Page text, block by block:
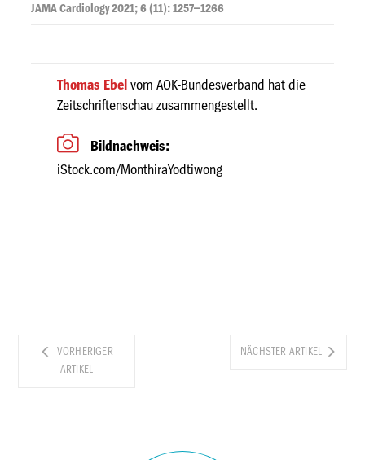
JAMA Cardiology 2021; 6 (11): 1257–1266
Thomas Ebelvom AOK-Bundesverband hat die
Zeitschriftenschau zusammengestellt.
Bildnachweis:
iStock.com/MonthiraYodtiwong
VORHERIGER
ARTIKEL
NÄCHSTER ARTIKEL